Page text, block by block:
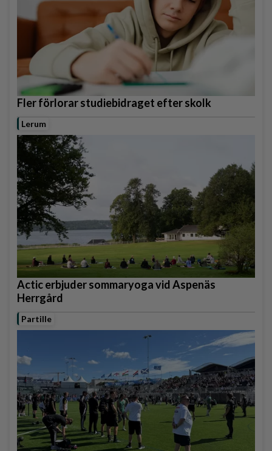
Fler förlorar studiebidraget efter skolk
Lerum
Actic erbjuder sommaryoga vid Aspenäs
Herrgård
Partille